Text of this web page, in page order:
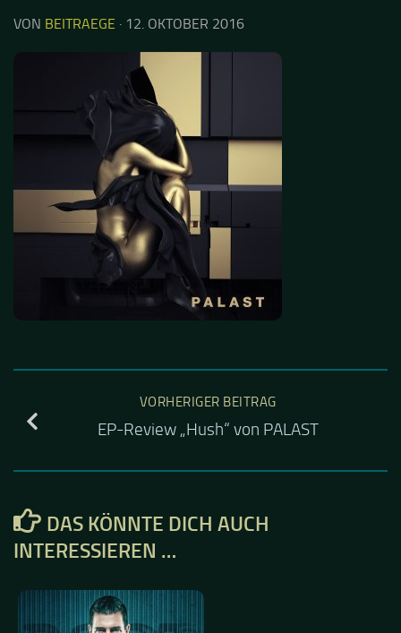
VON BEITRAEGE · 12. OKTOBER 2016
VORHERIGER BEITRAG
EP-Review „Hush“ von PALAST
DAS KÖNNTE DICH AUCH
INTERESSIEREN …